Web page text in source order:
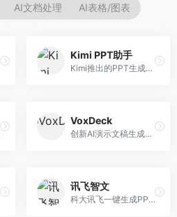
AI文档处理 AI表格/图表
Kimi PPT助手
Kimi推出的PPT生成智能体，整合长文本处理能力。面向职场人士和学生，支持文档解析、PPT生成、内容优化等服务，与Kimi生态深度整合。
VoxDeck
创新AI演示文稿生成工具，支持语音交互创作。面向职场人士，支持语音输入、PPT生成、内容优化等功能，语音创作体验便捷。
讯飞智文
科大讯飞一键生成PPT和Word工具，整合语音技术。面向职场人士，支持语音输入、文档生成、格式调整等功能，办公效率显著提升。